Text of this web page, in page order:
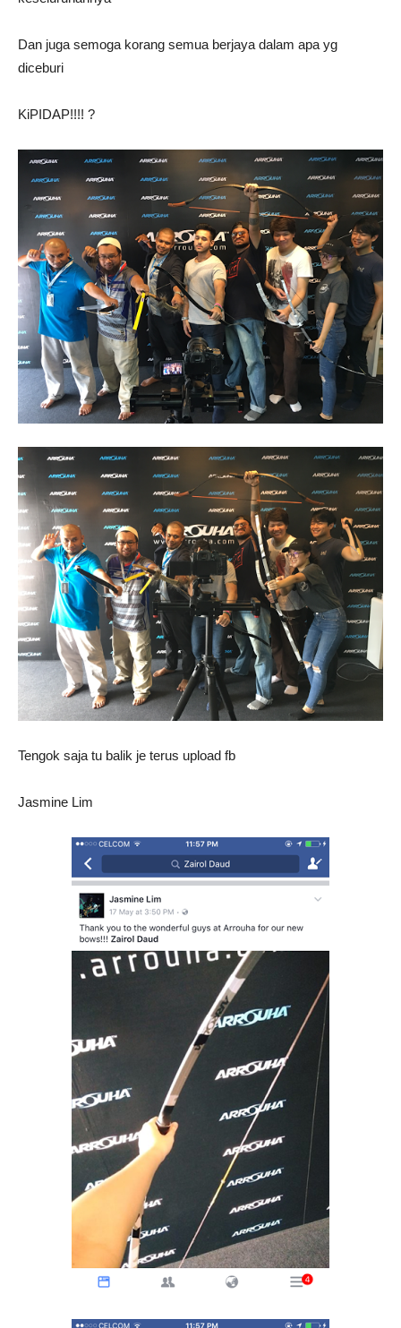
Dan juga semoga korang semua berjaya dalam apa yg
diceburi
KiPIDAP!!!! ?
Tengok saja tu balik je terus upload fb
Jasmine Lim